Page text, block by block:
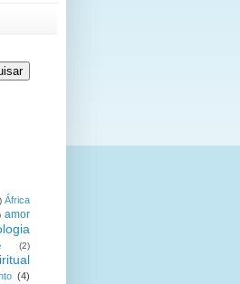
África
amor
(2)
(4)